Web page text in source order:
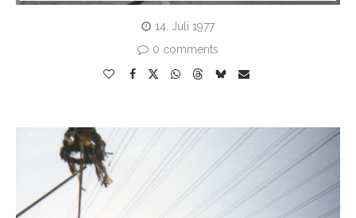
14. Juli 1977
0 comments